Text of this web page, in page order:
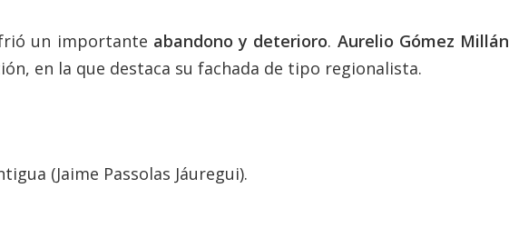
un importante abandono y deterioro. Aurelio Gómez Millán
en la que destaca su fachada de tipo regionalista.
(Jaime Passolas Jáuregui).